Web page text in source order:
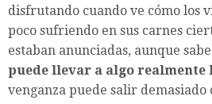
disfrutando cuando ve cómo los
poco sufriendo en sus carnes
estaban anunciadas, aunque
puede llevar a algo realmente
venganza puede salir demasiado